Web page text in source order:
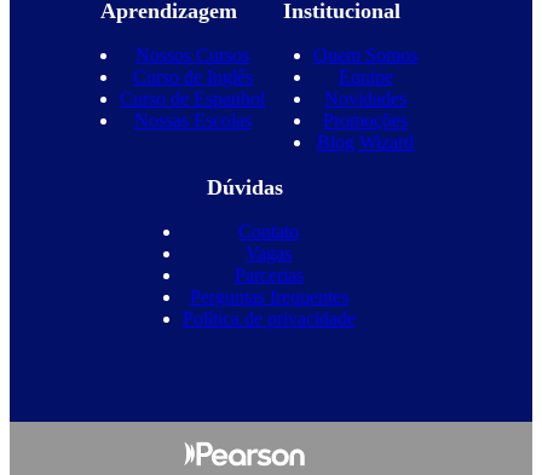
Aprendizagem
Nossos Cursos
Curso de Inglês
Curso de Espanhol
Nossas Escolas
Institucional
Quem Somos
Equipe
Novidades
Promoções
Blog Wizard
Dúvidas
Contato
Vagas
Parcerias
Perguntas frequentes
Política de privacidade